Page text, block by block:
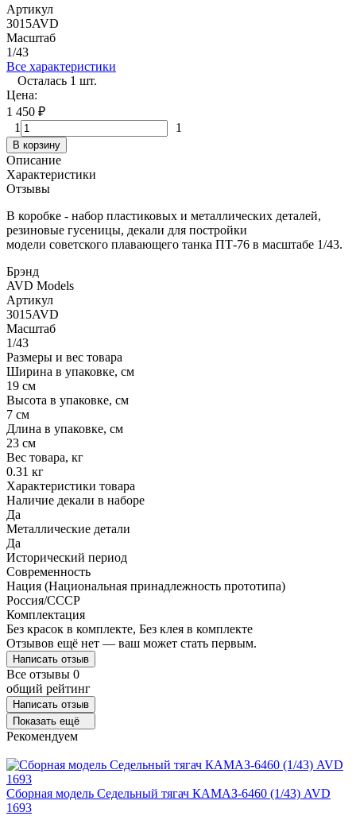
Артикул
3015AVD
Масштаб
1/43
Все характеристики
Осталась 1 шт.
Цена:
1 450 ₽
1
1
В корзину
Описание
Характеристики
Отзывы
В коробке - набор пластиковых и металлических деталей,
резиновые гусеницы, декали для постройки
модели советского плавающего танка ПТ-76 в масштабе 1/43.
Брэнд
AVD Models
Артикул
3015AVD
Масштаб
1/43
Размеры и вес товара
Ширина в упаковке, см
19 см
Высота в упаковке, см
7 см
Длина в упаковке, см
23 см
Вес товара, кг
0.31 кг
Характеристики товара
Наличие декали в наборе
Да
Металлические детали
Да
Исторический период
Современность
Нация (Национальная принадлежность прототипа)
Россия/СССР
Комплектация
Без красок в комплекте, Без клея в комплекте
Отзывов ещё нет — ваш может стать первым.
Написать отзыв
Все отзывы 0
общий рейтинг
Написать отзыв
Показать ещё
Рекомендуем
Сборная модель Седельный тягач КАМАЗ-6460 (1/43) AVD
1693